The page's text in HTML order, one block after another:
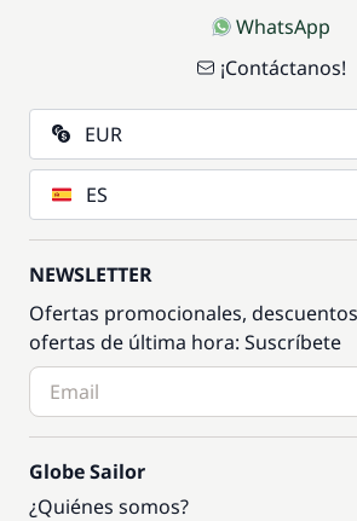
WhatsApp
¡Contáctanos!
EUR
ES
NEWSLETTER
Ofertas promocionales,
ofertas de última hora: Suscríbete
Globe Sailor
¿Quiénes somos?